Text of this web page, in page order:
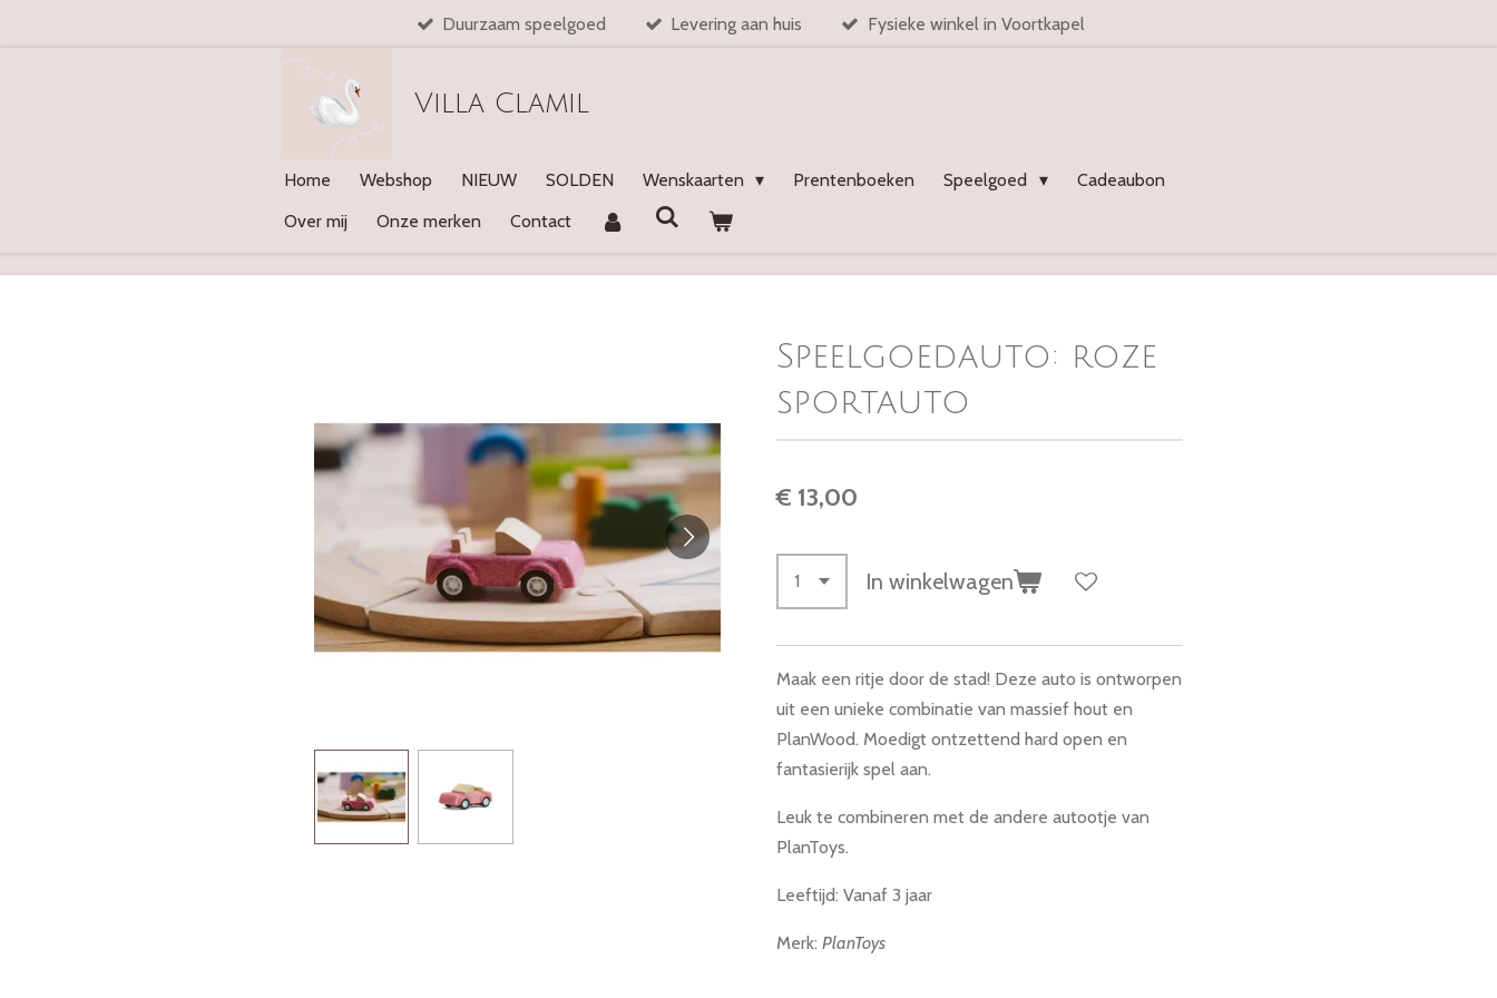
Duurzaam speelgoed Levering aan huis Fysieke winkel in Voortkapel
Villa Clamil
Home Webshop NIEUW SOLDEN Wenskaarten Prentenboeken Speelgoed
Cadeaubon
Over mij
Onze merken Contact
Speelgoedauto: roze
sportauto
€ 13,00
In winkelwagen
Maak een ritje door de stad! Deze auto is ontworpen
uit een unieke combinatie van massief hout en
PlanWood. Moedigt ontzettend hard open en
fantasierijk spel aan.
Leuk te combineren met de andere autootje van
PlanToys.
Leeftijd: Vanaf 3 jaar
Merk: PlanToys